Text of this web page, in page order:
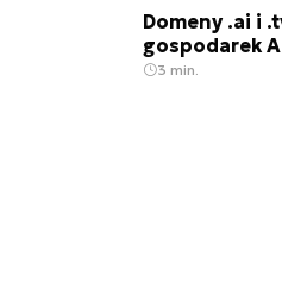
Domeny .ai i
gospodarek
3 min.